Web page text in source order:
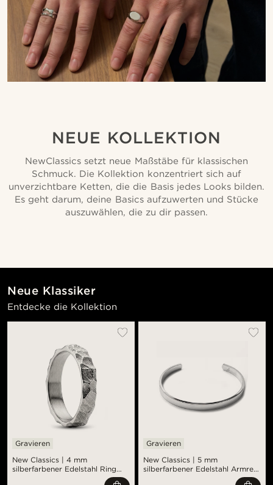
NEUE KOLLEKTION
NewClassics setzt neue Maßstäbe für klassischen
Schmuck. Die Kollektion konzentriert sich auf
unverzichtbare Ketten, die die Basis jedes Looks bilden.
Es geht darum, deine Basics aufzuwerten und Stücke
auszuwählen, die zu dir passen.
Neue Klassiker
Entdecke die Kollektion
New Classics | 4 mm
silberfarbener Edelstahl Ring
Gravieren
New Classics | 5 mm
silberfarbener Edelstahl Armreif
Gravieren